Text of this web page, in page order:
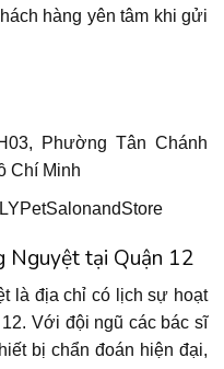
hàng yên tâm khi gửi
Phường Tân Chánh
Chí Minh
Nguyệt tại Quận 12
là địa chỉ có lịch sự hoạt
Với đội ngũ các bác sĩ
bị chẩn đoán hiện đại,